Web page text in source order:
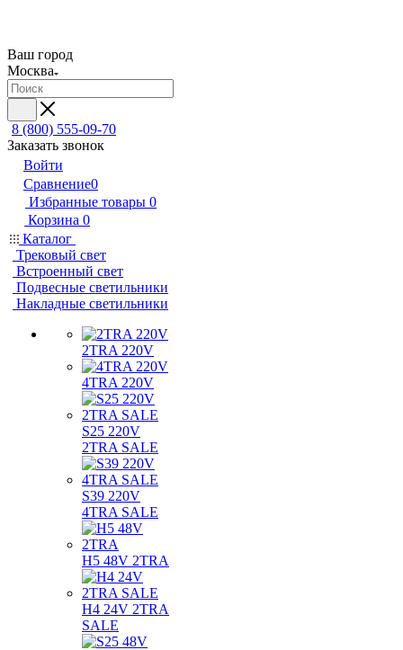
Ваш город
Москва
8 (800) 555-09-70
Заказать звонок
Войти
Сравнение0
Избранные товары 0
Корзина 0
Каталог
Трековый свет
Встроенный свет
Подвесные светильники
Накладные светильники
2TRA 220V
4TRA 220V
S25 220V
2TRA SALE
S39 220V
4TRA SALE
H5 48V 2TRA
H4 24V 2TRA
SALE